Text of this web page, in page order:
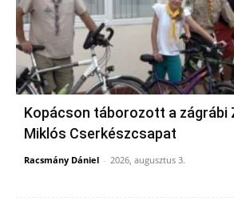
Kopácson táborozott a zágrábi
Miklós Cserkészcsapat
Racsmány Dániel - 2026, augusztus 3.